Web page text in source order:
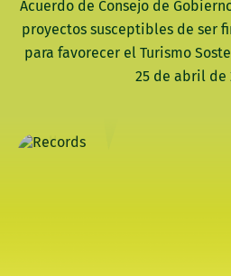
Acuerdo de Consejo de
proyectos susceptibles de ser
para favorecer el Turismo
25 de abril de